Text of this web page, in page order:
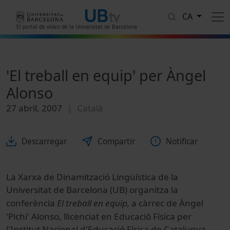
El portal de vídeo de la Universitat de Barcelona
CA
'El treball en equip' per Àngel
Alonso
27 abril, 2007 Català
Descarregar Compartir Notificar
La Xarxa de Dinamització Lingüística de la
Universitat de Barcelona (UB) organitza la
conferència El treball en equip, a càrrec de Àngel
'Pichi' Alonso, llicenciat en Educació Física per